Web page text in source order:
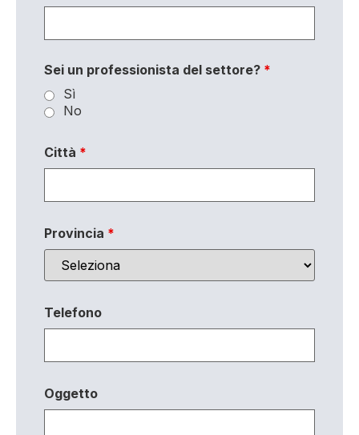
Sei un professionista del settore? *
Sì
No
Città *
Provincia *
Telefono
Oggetto